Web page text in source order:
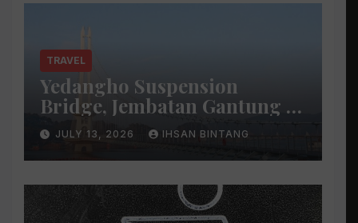
TRAVEL
Yedangho Suspension
Bridge, Jembatan Gantung di
Atas Danau
JULY 13, 2026 IHSAN BINTANG